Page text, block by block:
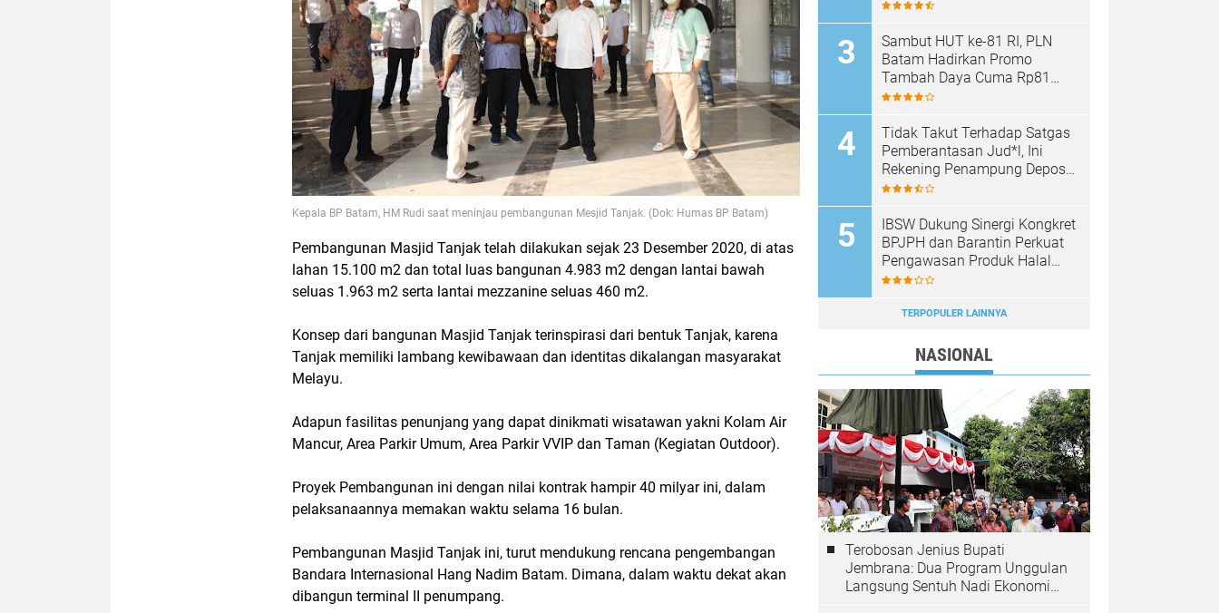
Kepala BP Batam, HM Rudi saat meninjau pembangunan Mesjid Tanjak. (Dok: Humas BP Batam)
Pembangunan Masjid Tanjak telah dilakukan sejak 23 Desember 2020, di atas
lahan 15.100 m2 dan total luas bangunan 4.983 m2 dengan lantai bawah
seluas 1.963 m2 serta lantai mezzanine seluas 460 m2.
Konsep dari bangunan Masjid Tanjak terinspirasi dari bentuk Tanjak, karena
Tanjak memiliki lambang kewibawaan dan identitas dikalangan masyarakat
Melayu.
Adapun fasilitas penunjang yang dapat dinikmati wisatawan yakni Kolam Air
Mancur, Area Parkir Umum, Area Parkir VVIP dan Taman (Kegiatan Outdoor).
Proyek Pembangunan ini dengan nilai kontrak hampir 40 milyar ini, dalam
pelaksanaannya memakan waktu selama 16 bulan.
Pembangunan Masjid Tanjak ini, turut mendukung rencana pengembangan
Bandara Internasional Hang Nadim Batam. Dimana, dalam waktu dekat akan
dibangun terminal II penumpang.
Sambut HUT ke-81 RI, PLN
Batam Hadirkan Promo
Tambah Daya Cuma Rp81
Ribu
Tidak Takut Terhadap Satgas
Pemberantasan Jud*l, Ini
Rekening Penampung Deposit
di Situs MENARA4D
IBSW Dukung Sinergi Kongkret
BPJPH dan Barantin Perkuat
Pengawasan Produk Halal
Impor
TERPOPULER LAINNYA
NASIONAL
Terobosan Jenius Bupati
Jembrana: Dua Program Unggulan
Langsung Sentuh Nadi Ekonomi